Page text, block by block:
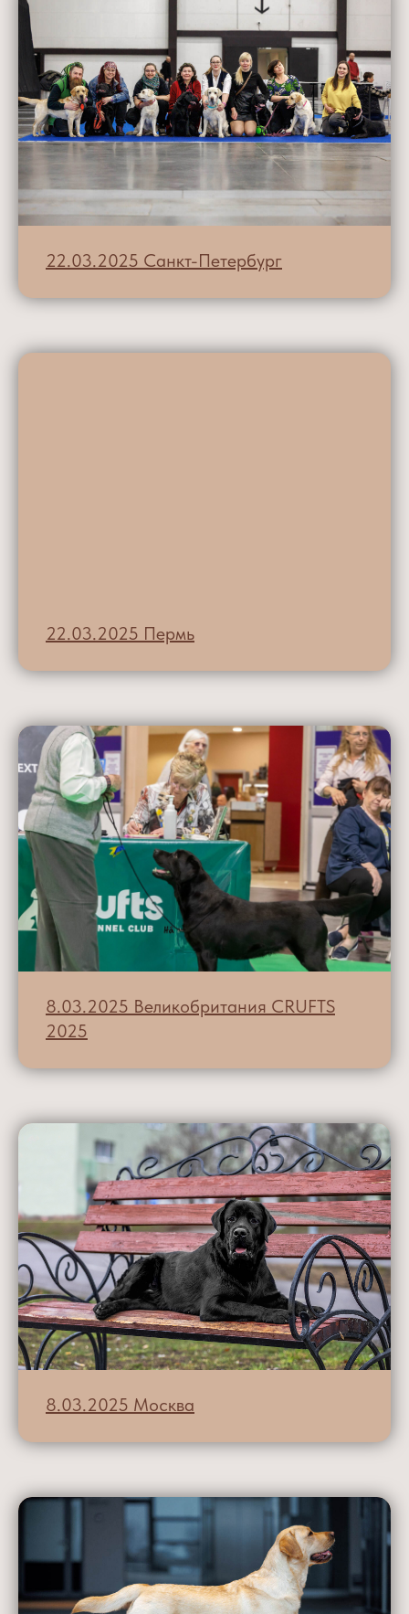
22.03.2025 Санкт-Петербург
22.03.2025 Пермь
8.03.2025 Великобритания CRUFTS
2025
8.03.2025 Москва